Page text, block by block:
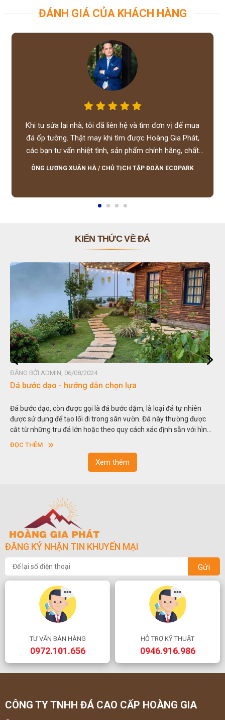
ĐÁNH GIÁ CỦA KHÁCH HÀNG
Khi tu sửa lại nhà, tôi đã liên hệ và tìm đơn vị để mua
đá ốp tường. Thật may khi tìm được Hoàng Gia Phát,
các bạn tư vấn nhiệt tình, sản phẩm chính hãng, chất
lượng tốt, giá hợp lý, hỗ trợ tận tình.
ÔNG LƯƠNG XUÂN HÀ / CHỦ TỊCH TẬP ĐOÀN ECOPARK
KIẾN THỨC VỀ ĐÁ
ĐĂNG BỞI ADMIN, 06/08/2024
Dá bước dạo - hướng dẫn chọn lựa
Đá bước dạo, còn được gọi là đá bước dặm, là loại đá tự nhiên
được sử dụng để tạo lối đi trong sân vườn. Đá này thường được
cắt từ những trụ đá lớn hoặc theo quy cách xác định sẵn với hình
vuông hoặc hình chữ nhật và có độ dày khác nhau.
ĐỌC THÊM
Xem thêm
ĐĂNG KÝ NHẬN TIN KHUYẾN MẠI
Gửi
TƯ VẤN BÁN HÀNG
0972.101.656
HỖ TRỢ KỸ THUẬT
0946.916.986
CÔNG TY TNHH ĐÁ CAO CẤP HOÀNG GIA